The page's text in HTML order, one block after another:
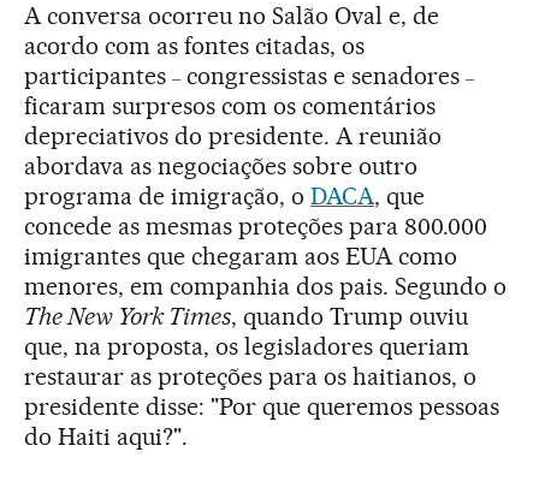
A conversa ocorreu no Salão Oval e, de
acordo com as fontes citadas, os
participantes –congressistas e senadores –
ficaram surpresos com os comentários
depreciativos do presidente. A reunião
abordava as negociações sobre outro
programa de imigração, o DACA, que
concede as mesmas proteções para 800.000
imigrantes que chegaram aos EUA como
menores, em companhia dos pais. Segundo o
The New York Times, quando Trump ouviu
que, na proposta, os legisladores queriam
restaurar as proteções para os haitianos, o
presidente disse: "Por que queremos pessoas
do Haiti aqui?".